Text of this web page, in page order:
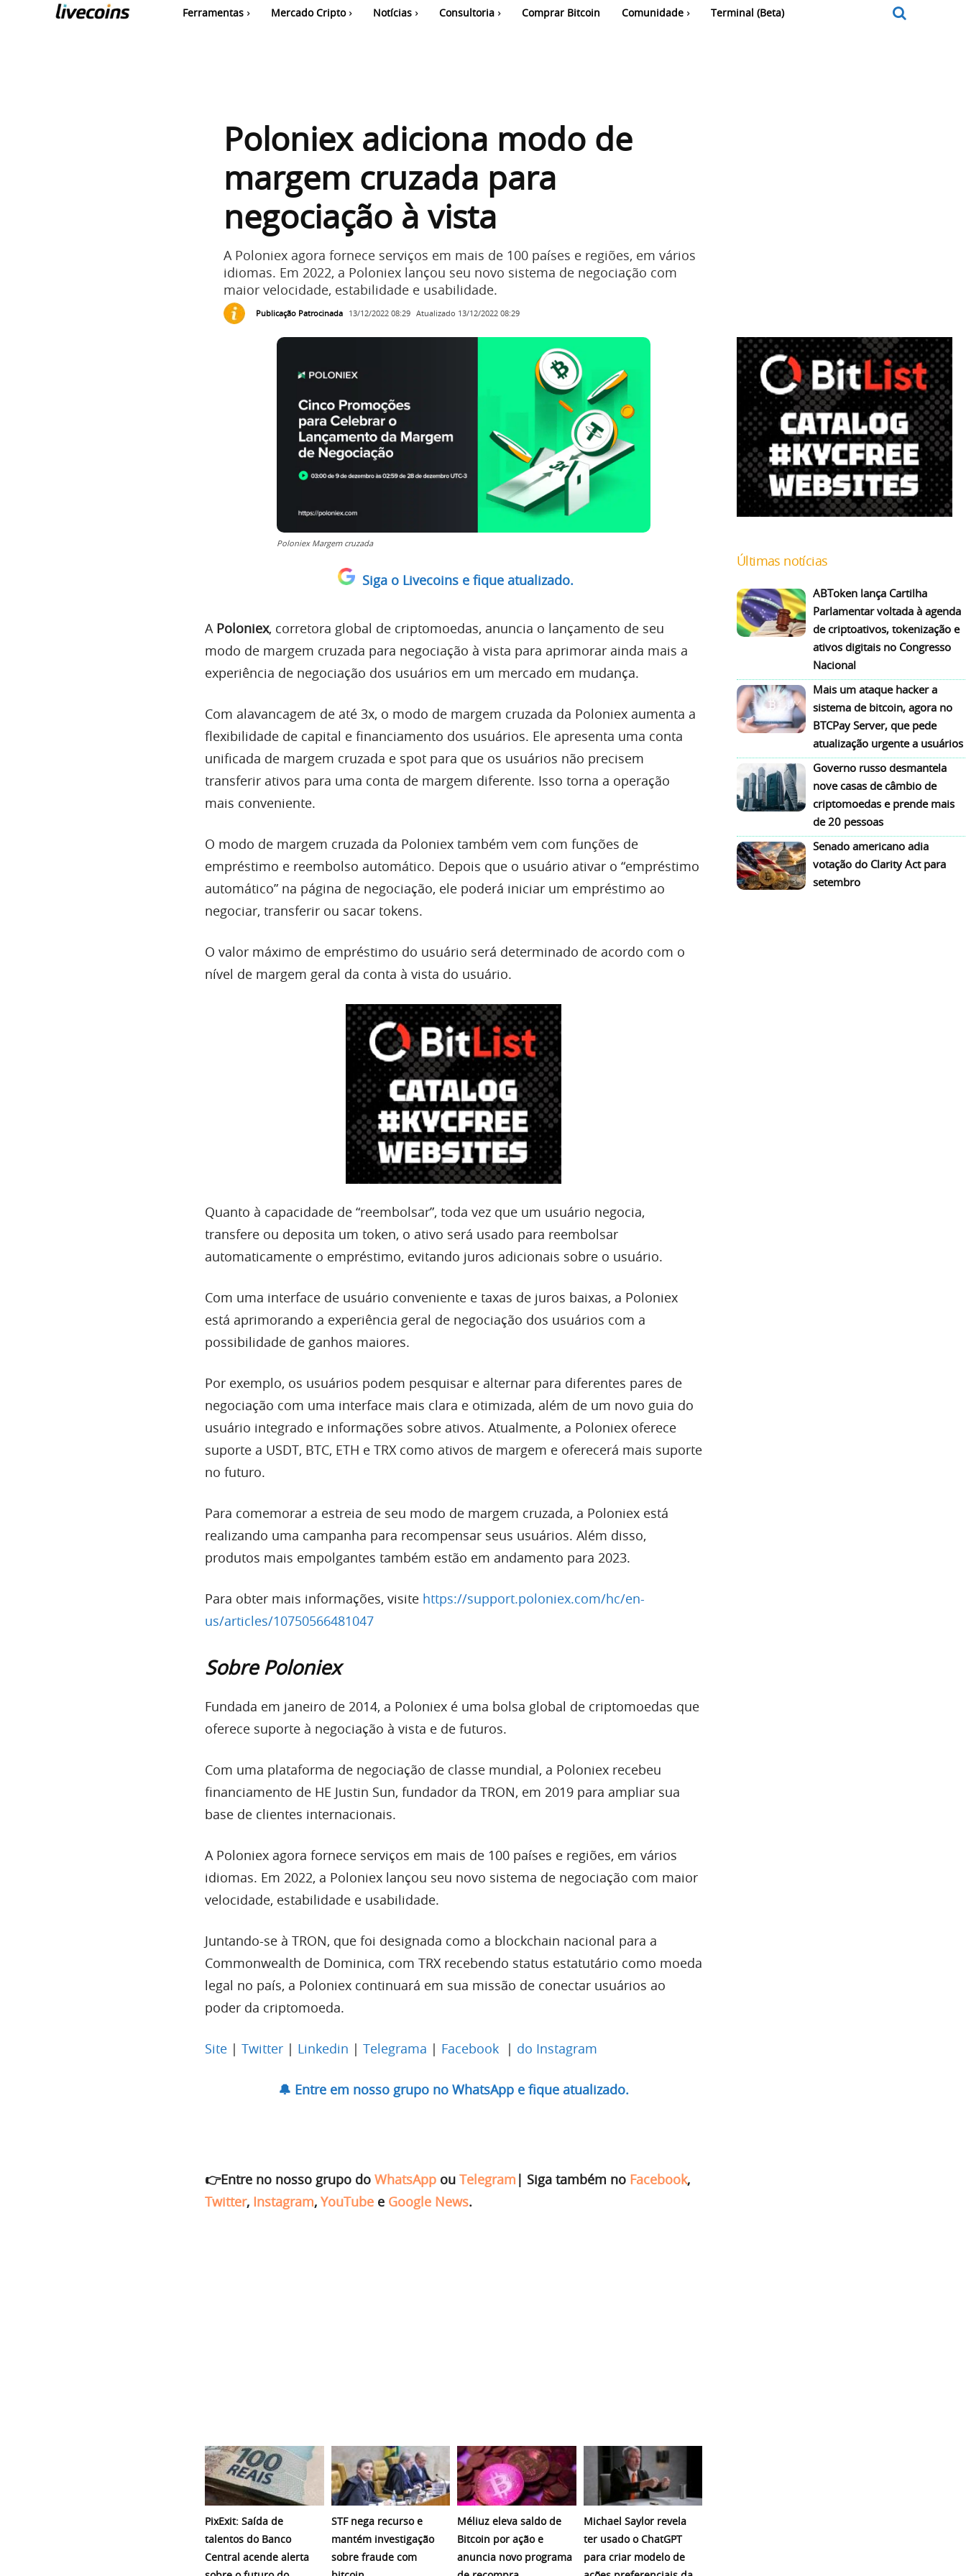
Ferramentas Mercado Cripto Notícias Consultoria Comprar Bitcoin Comunidade Terminal (Beta)
Poloniex adiciona modo de
margem cruzada para
negociação à vista
A Poloniex agora fornece serviços em mais de 100 países e regiões, em vários
idiomas. Em 2022, a Poloniex lançou seu novo sistema de negociação com
maior velocidade, estabilidade e usabilidade.
Publicação Patrocinada 13/12/2022 08:29 Atualizado 13/12/2022 08:29
Poloniex Margem cruzada
Siga o Livecoins e fique atualizado.
A Poloniex, corretora global de criptomoedas, anuncia o lançamento de seu
modo de margem cruzada para negociação à vista para aprimorar ainda mais a
experiência de negociação dos usuários em um mercado em mudança.
Com alavancagem de até 3x, o modo de margem cruzada da Poloniex aumenta a
flexibilidade de capital e financiamento dos usuários. Ele apresenta uma conta
unificada de margem cruzada e spot para que os usuários não precisem
transferir ativos para uma conta de margem diferente. Isso torna a operação
mais conveniente.
O modo de margem cruzada da Poloniex também vem com funções de
empréstimo e reembolso automático. Depois que o usuário ativar o “empréstimo
automático” na página de negociação, ele poderá iniciar um empréstimo ao
negociar, transferir ou sacar tokens.
O valor máximo de empréstimo do usuário será determinado de acordo com o
nível de margem geral da conta à vista do usuário.
Quanto à capacidade de “reembolsar”, toda vez que um usuário negocia,
transfere ou deposita um token, o ativo será usado para reembolsar
automaticamente o empréstimo, evitando juros adicionais sobre o usuário.
Com uma interface de usuário conveniente e taxas de juros baixas, a Poloniex
está aprimorando a experiência geral de negociação dos usuários com a
possibilidade de ganhos maiores.
Por exemplo, os usuários podem pesquisar e alternar para diferentes pares de
negociação com uma interface mais clara e otimizada, além de um novo guia do
usuário integrado e informações sobre ativos. Atualmente, a Poloniex oferece
suporte a USDT, BTC, ETH e TRX como ativos de margem e oferecerá mais suporte
no futuro.
Para comemorar a estreia de seu modo de margem cruzada, a Poloniex está
realizando uma campanha para recompensar seus usuários. Além disso,
produtos mais empolgantes também estão em andamento para 2023.
Para obter mais informações, visite https://support.poloniex.com/hc/en-
us/articles/10750566481047
Sobre Poloniex
Fundada em janeiro de 2014, a Poloniex é uma bolsa global de criptomoedas que
oferece suporte à negociação à vista e de futuros.
Com uma plataforma de negociação de classe mundial, a Poloniex recebeu
financiamento de HE Justin Sun, fundador da TRON, em 2019 para ampliar sua
base de clientes internacionais.
A Poloniex agora fornece serviços em mais de 100 países e regiões, em vários
idiomas. Em 2022, a Poloniex lançou seu novo sistema de negociação com maior
velocidade, estabilidade e usabilidade.
Juntando-se à TRON, que foi designada como a blockchain nacional para a
Commonwealth de Dominica, com TRX recebendo status estatutário como moeda
legal no país, a Poloniex continuará em sua missão de conectar usuários ao
poder da criptomoeda.
Site | Twitter | Linkedin | Telegrama | Facebook | do Instagram
🔔 Entre em nosso grupo no WhatsApp e fique atualizado.
👉Entre no nosso grupo do WhatsApp ou Telegram | Siga também no Facebook,
Twitter, Instagram, YouTube e Google News.
PixExit: Saída de
talentos do Banco
Central acende alerta
STF nega recurso e
mantém investigação
sobre fraude com
Méliuz eleva saldo de
Bitcoin por ação e
anuncia novo programa
Michael Saylor revela
ter usado o ChatGPT
para criar modelo de
Últimas notícias
ABToken lança Cartilha
Parlamentar voltada à agenda
de criptoativos, tokenização e
ativos digitais no Congresso
Nacional
Mais um ataque hacker a
sistema de bitcoin, agora no
BTCPay Server, que pede
atualização urgente a usuários
Governo russo desmantela
nove casas de câmbio de
criptomoedas e prende mais
de 20 pessoas
Senado americano adia
votação do Clarity Act para
setembro